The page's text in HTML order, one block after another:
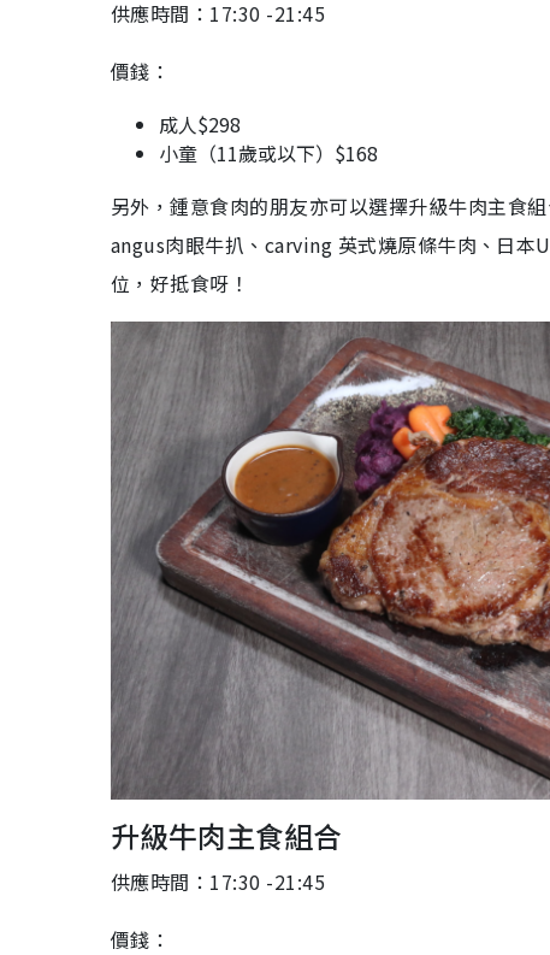
供應時間：17:30 -21:45
價錢：
成人$298
小童（11歲或以下）$168
另外，鍾意食肉的朋友亦可以選擇升級牛肉主食
angus肉眼牛扒、carving 英式燒原條牛肉、日
位，好抵食呀！
升級牛肉主食組合
供應時間：17:30 -21:45
價錢：